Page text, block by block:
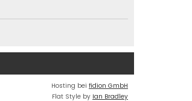
Hosting bei fidion GmbH
Flat Style by Ian Bradley